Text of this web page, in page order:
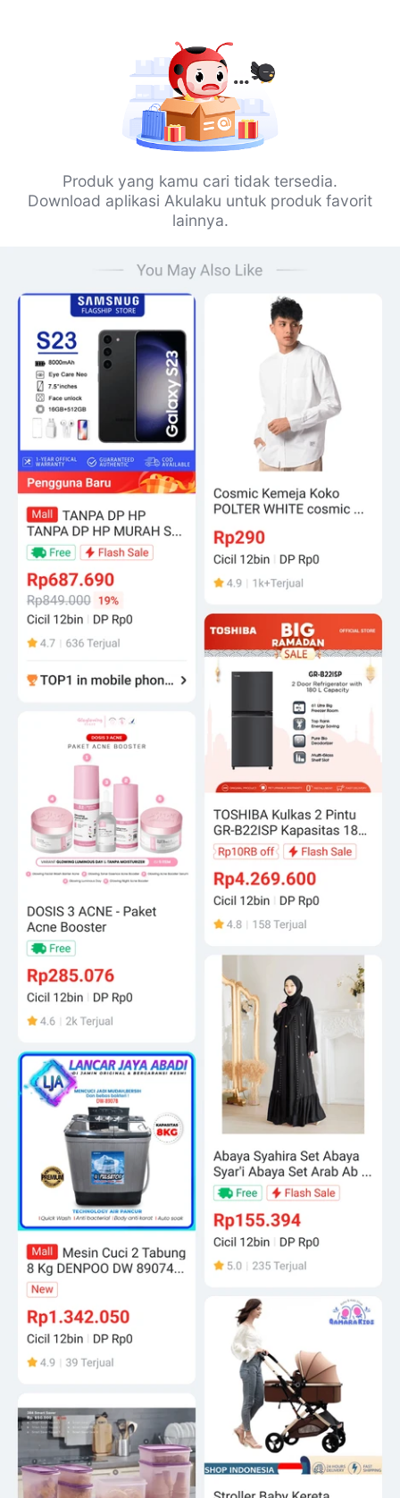
Produk yang kamu cari tidak tersedia.
Download aplikasi Akulaku untuk produk favorit
lainnya.